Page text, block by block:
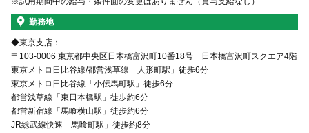
勤務地
◆東京支店：
〒103-0006 東京都中央区日本橋富沢町10番18号 日本橋富沢町スクエア4階
東京メトロ日比谷線/都営浅草線「人形町駅」徒歩6分
東京メトロ日比谷線「小伝馬町駅」徒歩6分
都営浅草線「東日本橋駅」徒歩約6分
都営新宿線「馬喰横山駅」徒歩約6分
JR総武線快速「馬喰町駅」徒歩約8分